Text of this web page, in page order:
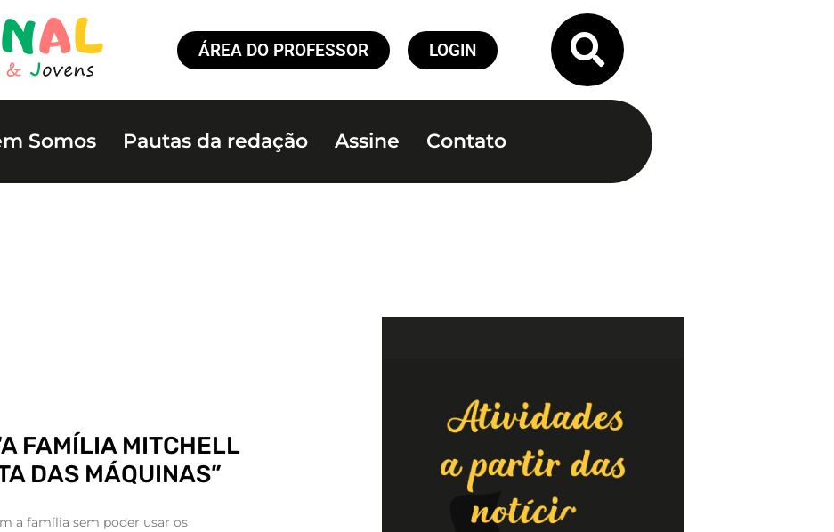
ÁREA DO PROFESSOR LOGIN
Somos Pautas da redação Assine Contato
FAMÍLIA MITCHELL
DAS MÁQUINAS”
a família sem poder usar os